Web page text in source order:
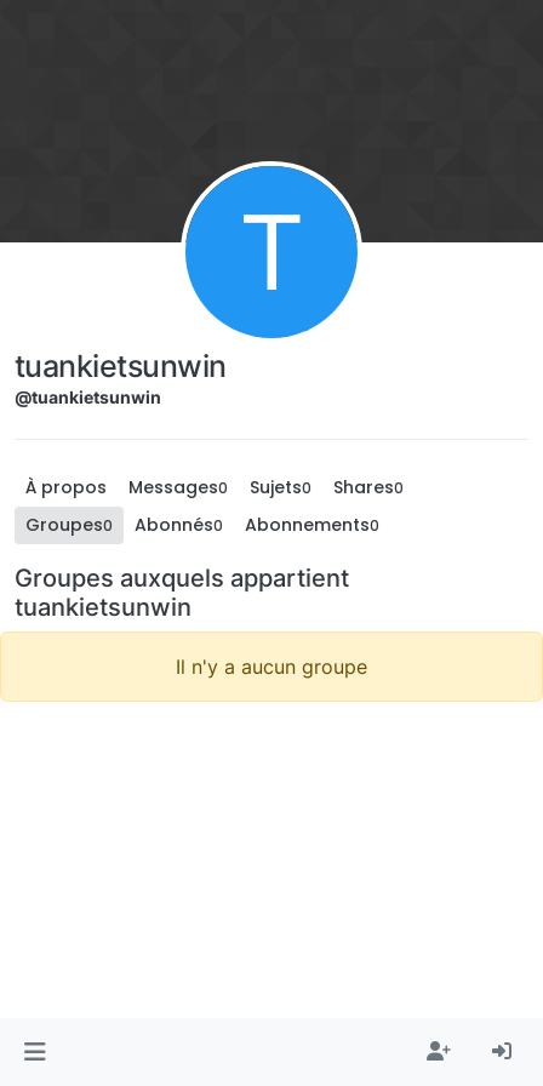
T
tuankietsunwin
@tuankietsunwin
À propos Messages0 Sujets0 Shares0
Groupes0 Abonnés0 Abonnements0
Groupes auxquels appartient
tuankietsunwin
Il n'y a aucun groupe